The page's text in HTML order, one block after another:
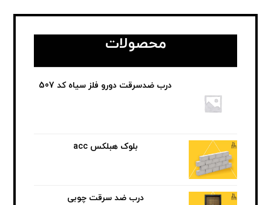
محصولات
درب ضدسرقت دورو فلز سیاه کد 507
بلوک هبلکس acc
درب ضد سرقت چوبی